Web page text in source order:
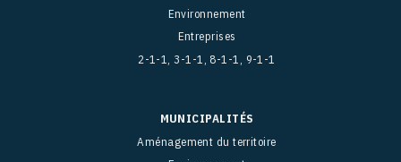
Environnement
Entreprises
2-1-1, 3-1-1, 8-1-1, 9-1-1
MUNICIPALITÉS
Aménagement du territoire